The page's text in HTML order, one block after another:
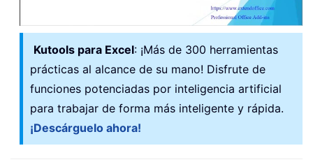
Kutools para Excel: ¡Más de 300 herramientas
prácticas al alcance de su mano! Disfrute de
funciones potenciadas por inteligencia artificial
para trabajar de forma más inteligente y rápida.
¡Descárguelo ahora!